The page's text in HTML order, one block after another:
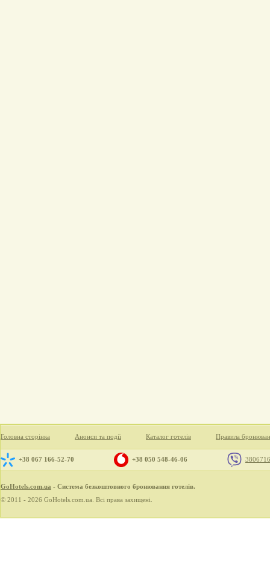
Головна сторінка Анонси та події Каталог готелів Правила
+38 067 166-52-70 +38 050 548-46-06
GoHotels.com.ua - Система безкоштовного бронювання готелів.
© 2011 - 2026 GoHotels.com.ua. Всі права захищені.